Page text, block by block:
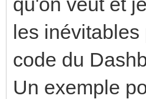
les
code du
Un exemple